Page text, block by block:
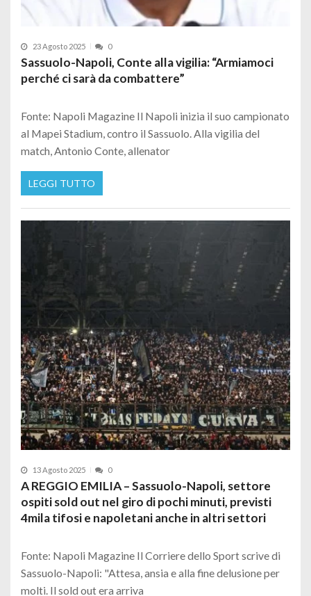
23 Agosto 2025 0
Sassuolo-Napoli, Conte alla vigilia: “Armiamoci
perché ci sarà da combattere”
Fonte: Napoli Magazine Il Napoli inizia il suo campionato
al Mapei Stadium, contro il Sassuolo. Alla vigilia del
match, Antonio Conte, allenator
LEGGI TUTTO
13 Agosto 2025 0
A REGGIO EMILIA – Sassuolo-Napoli, settore
ospiti sold out nel giro di pochi minuti, previsti
4mila tifosi e napoletani anche in altri settori
Fonte: Napoli Magazine Il Corriere dello Sport scrive di
Sassuolo-Napoli: "Attesa, ansia e alla fine delusione per
molti. Il sold out era arriva